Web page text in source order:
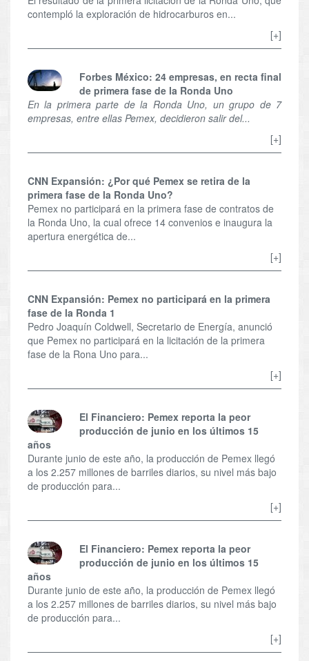
contempló la exploración de hidrocarburos en...
[+]
Forbes México: 24 empresas, en recta final
de primera fase de la Ronda Uno
En la primera parte de la Ronda Uno, un grupo de 7
empresas, entre ellas Pemex, decidieron salir del...
[+]
CNN Expansión: ¿Por qué Pemex se retira de la
primera fase de la Ronda Uno?
Pemex no participará en la primera fase de contratos de
la Ronda Uno, la cual ofrece 14 convenios e inaugura la
apertura energética de...
[+]
CNN Expansión: Pemex no participará en la primera
fase de la Ronda 1
Pedro Joaquín Coldwell, Secretario de Energía, anunció
que Pemex no participará en la licitación de la primera
fase de la Rona Uno para...
[+]
El Financiero: Pemex reporta la peor
producción de junio en los últimos 15
años
Durante junio de este año, la producción de Pemex llegó
a los 2.257 millones de barriles diarios, su nivel más bajo
de producción para...
[+]
El Financiero: Pemex reporta la peor
producción de junio en los últimos 15
años
Durante junio de este año, la producción de Pemex llegó
a los 2.257 millones de barriles diarios, su nivel más bajo
de producción para...
[+]